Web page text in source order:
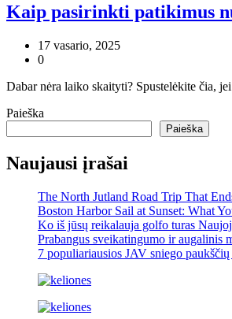
Kaip pasirinkti patikimus
17 vasario, 2025
0
Dabar nėra laiko skaityti? Spustelėkite čia,
Paieška
Paieška
Naujausi įrašai
The North Jutland Road Trip That
Boston Harbor Sail at Sunset: What
Ko iš jūsų reikalauja golfo turas
Prabangus sveikatingumo ir augalinis
7 populiariausios JAV sniego